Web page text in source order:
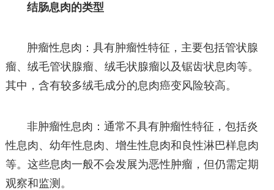
结肠息肉的类型
肿瘤性息肉：具有肿瘤性特征，主要包括管状腺
瘤、绒毛管状腺瘤、绒毛状腺瘤以及锯齿状息肉等。
其中，含有较多绒毛成分的息肉癌变风险较高。
非肿瘤性息肉：通常不具有肿瘤性特征，包括炎
性息肉、幼年性息肉、增生性息肉和良性淋巴样息肉
等。这些息肉一般不会发展为恶性肿瘤，但仍需定期
观察和监测。